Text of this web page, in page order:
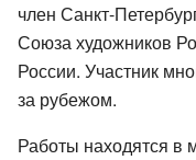
член Санкт-
Союза художников
России. Участник
за рубежом.
Работы находятся в